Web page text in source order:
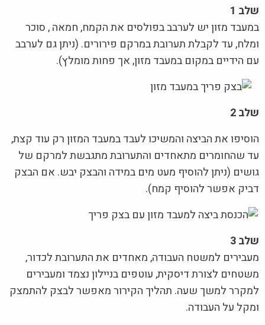
שלב 1
במעבד מזון יש לערבב בפולסים את הקמח, חמאה , סוכר
ומלח, עד לקבלת תערובת במרקם פירורים. (ניתן גם לערבב
עם הידיים במקום במעבד מזון, אך פחות מומלץ).
שלב 2
הוסיפו את הביצה והמשיכו לעבד במעבד המזון רק עוד קצת,
עד שהחומרים מתאחדים והתערובת מתגבשת למרקם של
גושים (ניתן להוסיף מעט מים במידה והבצק יבש. אם הבצק
דביק אפשר להוסיף קמח).
שלב 3
מעבירים למשטח העבודה, מאחדים את התערובת לכדור,
משטחים לצורת דיסקית, עוטפים בניילון נצמד ומעבירים
למקרר למשך שעה. תהליך הקירור מאפשר לבצק להתמצק
ומקל על העבודה.